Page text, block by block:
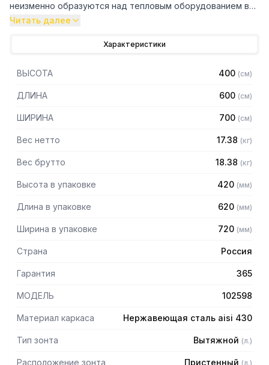
неизменно образуются над тепловым оборудованием в
процессе готовки.
Кроме того, зонт втягивает в себя продукты сгорания и
оборудование формирует микроклимат в помещении и
защищает сотрудников горячего цеха.
Особенности:
— Вытяжной пристенный в форме короба
— Материал: нержавеющая сталь AISI 430 толщиной
— С лабиринтными фильтрами (жироуловителями)
Читать далее
Характеристики
ВЫСОТА 400 (см)
ДЛИНА 600 (см)
ШИРИНА 700 (см)
Вес нетто 17.38 (кг)
Вес брутто 18.38 (кг)
Высота в упаковке 420 (мм)
Длина в упаковке 620 (мм)
Ширина в упаковке 720 (мм)
Страна Россия
Гарантия 365
МОДЕЛЬ 102598
Материал каркаса Нержавеющая сталь aisi 430
Тип зонта Вытяжной (л.)
Расположение зонта Пристенный (л.)